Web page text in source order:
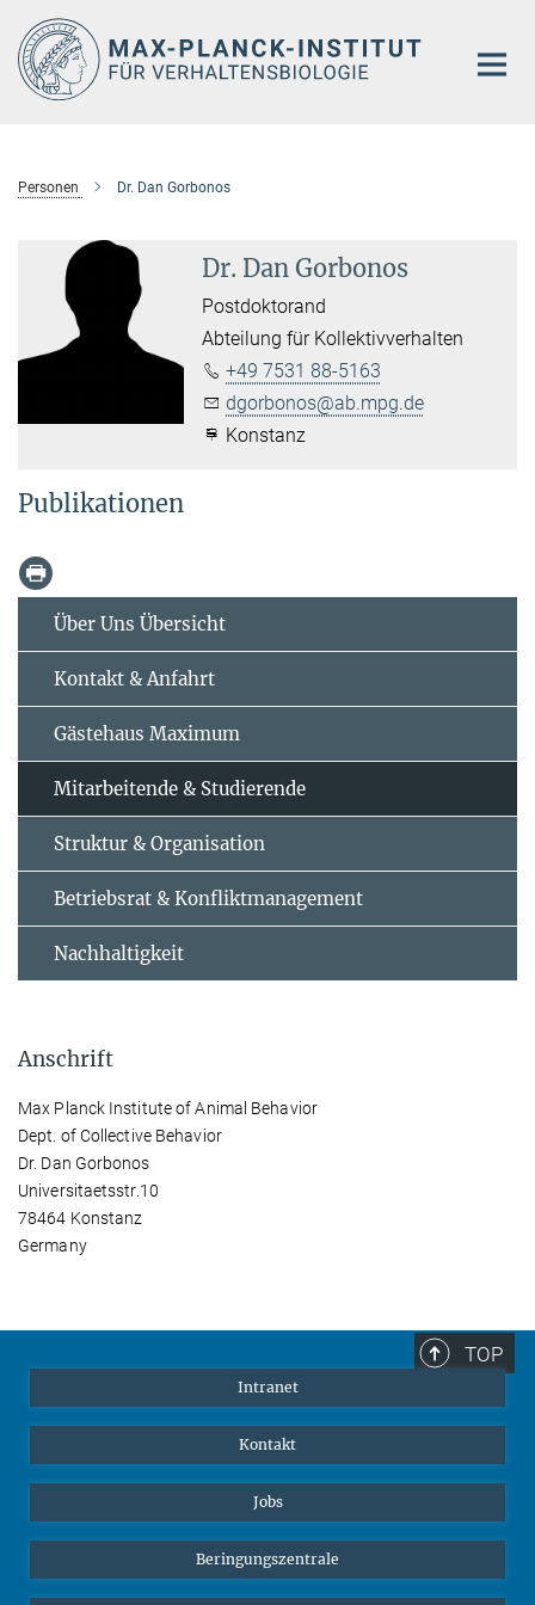
Hauptinhalt
Personen Dr. Dan Gorbonos
Dr. Dan Gorbonos
Postdoktorand
Abteilung für Kollektivverhalten
+49 7531 88-5163
dgorbonos@ab.mpg.de
Konstanz
Publikationen
Über Uns Übersicht
Kontakt & Anfahrt
Gästehaus Maximum
Mitarbeitende & Studierende
Struktur & Organisation
Betriebsrat & Konfliktmanagement
Nachhaltigkeit
Anschrift
Max Planck Institute of Animal Behavior
Dept. of Collective Behavior
Dr. Dan Gorbonos
Universitaetsstr.10
78464 Konstanz
Germany
TOP
Intranet
Kontakt
Jobs
Beringungszentrale